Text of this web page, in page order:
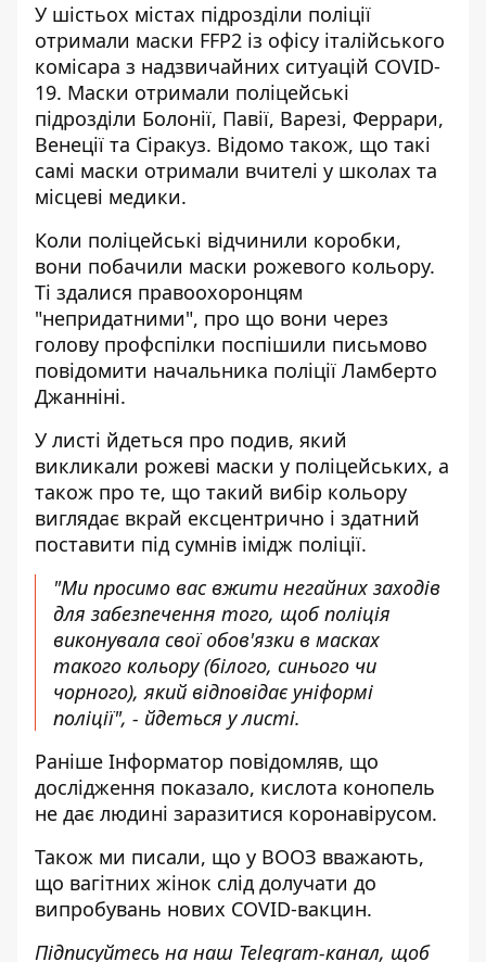
У шістьох містах підрозділи поліції
отримали маски FFP2 із офісу італійського
комісара з надзвичайних ситуацій COVID-
19. Маски отримали поліцейські
підрозділи Болонії, Павії, Варезі, Феррари,
Венеції та Сіракуз. Відомо також, що такі
самі маски отримали вчителі у школах та
місцеві медики.
Коли поліцейські відчинили коробки,
вони побачили маски рожевого кольору.
Ті здалися правоохоронцям
"непридатними", про що вони через
голову профспілки поспішили письмово
повідомити начальника поліції Ламберто
Джанніні.
У листі йдеться про подив, який
викликали рожеві маски у поліцейських, а
також про те, що такий вибір кольору
виглядає вкрай ексцентрично і здатний
поставити під сумнів імідж поліції.
"Ми просимо вас вжити негайних заходів
для забезпечення того, щоб поліція
виконувала свої обов'язки в масках
такого кольору (білого, синього чи
чорного), який відповідає уніформі
поліції", - йдеться у листі.
Раніше Інформатор повідомляв, що
дослідження показало, кислота конопель
не дає людині заразитися коронавірусом.
Також ми писали, що у ВООЗ вважають,
що вагітних жінок слід долучати до
випробувань нових COVID-вакцин.
Підписуйтесь на наш Telegram-канал, щоб